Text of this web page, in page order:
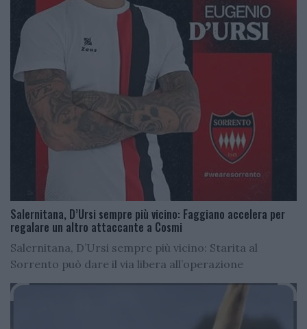
Salernitana, D’Ursi sempre più vicino: Faggiano accelera per
regalare un altro attaccante a Cosmi
Salernitana, D’Ursi sempre più vicino: Starita al
Sorrento può dare il via libera all’operazione